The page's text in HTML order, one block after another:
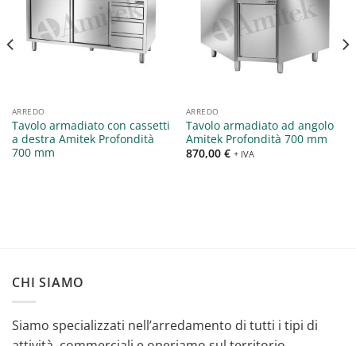
Aggiungi
alla lista
dei
desideri
ARREDO
Tavolo armadiato con cassetti
a destra Amitek Profondità
700 mm
Aggiungi
alla lista
ARREDO
Tavolo armadiato ad angolo
Amitek Profondità 700 mm
870,00 € + IVA
CHI SIAMO
Siamo specializzati nell’arredamento di tutti i tipi di